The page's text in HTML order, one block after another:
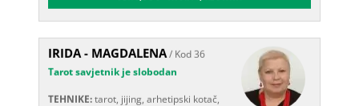
IRIDA - MAGDALENA/ Kod 36
Tarot savjetnik je slobodan
praktična intuicija, kromoterapija,